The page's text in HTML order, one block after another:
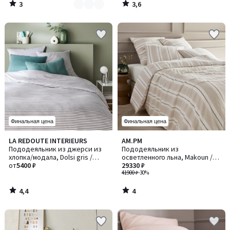
3
/
3,6
/
Финальная цена
LA REDOUTE INTERIEURS
Пододеяльник из джерси из
хлопка/модала, Dolsi gris /
Долси грис
от5400 ₽
4,4
/ 5
4,4
/
Финальная цена
AM.PM
Пододеяльник из
осветленного льна, Makoun /
Макун
41900 ₽-30%
29330 ₽
4
/
5
4
/